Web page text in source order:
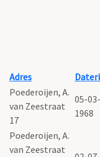
Adres
Poederoijen, A.
van Zeestraat
17
05-03-
1968
Poederoijen, A.
van Zeestraat